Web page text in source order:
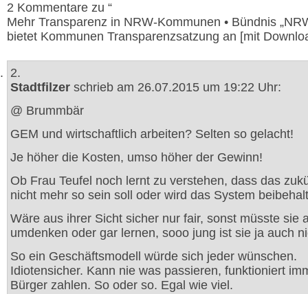
2 Kommentare zu “
Mehr Transparenz in NRW-Kommunen • Bündnis
bietet Kommunen Transparenzsatzung an [mit
2.
Stadtfilzer schrieb am 26.07.2015 um 19:22 Uhr:
@ Brummbär
GEM und wirtschaftlich arbeiten? Selten so gelacht!
Je höher die Kosten, umso höher der Gewinn!
Ob Frau Teufel noch lernt zu verstehen, dass das
nicht mehr so sein soll oder wird das System
Wäre aus ihrer Sicht sicher nur fair, sonst müsste sie
umdenken oder gar lernen, sooo jung ist sie ja auch
So ein Geschäftsmodell würde sich jeder wünschen.
Idiotensicher. Kann nie was passieren, funktioniert
Bürger zahlen. So oder so. Egal wie viel.